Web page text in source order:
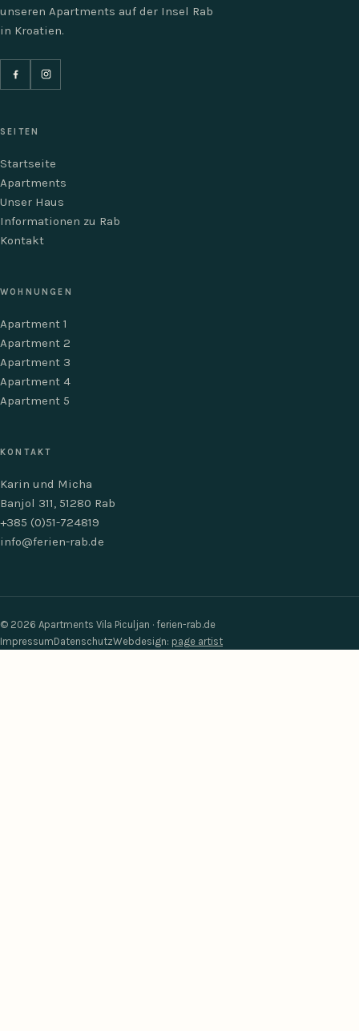
unseren Apartments auf der Insel Rab
in Kroatien.
SEITEN
Startseite
Apartments
Unser Haus
Informationen zu Rab
Kontakt
WOHNUNGEN
Apartment 1
Apartment 2
Apartment 3
Apartment 4
Apartment 5
KONTAKT
Karin und Micha
Banjol 311, 51280 Rab
+385 (0)51-724819
info@ferien-rab.de
© 2026 Apartments Vila Piculjan · ferien-rab.de
ImpressumDatenschutzWebdesign: page artist